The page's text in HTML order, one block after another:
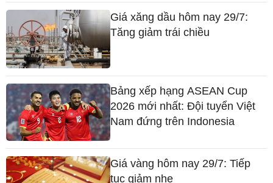
Giá xăng dầu hôm nay 29/7:
Tăng giảm trái chiều
Bảng xếp hạng ASEAN Cup
2026 mới nhất: Đội tuyển Việt
Nam đứng trên Indonesia
Giá vàng hôm nay 29/7: Tiếp
tục giảm nhẹ